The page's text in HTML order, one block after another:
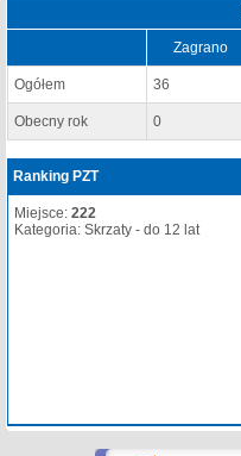
Zagrano
Ogółem 36
Obecny rok 0
Ranking PZT
Miejsce: 222
Kategoria: Skrzaty - do 12 lat